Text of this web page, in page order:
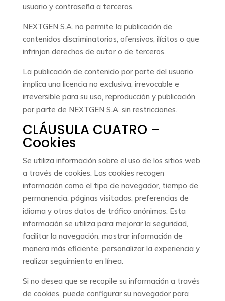
usuario y contraseña a terceros.
NEXTGEN S.A. no permite la publicación de
contenidos discriminatorios, ofensivos, ilícitos o que
infrinjan derechos de autor o de terceros.
La publicación de contenido por parte del usuario
implica una licencia no exclusiva, irrevocable e
irreversible para su uso, reproducción y publicación
por parte de NEXTGEN S.A. sin restricciones.
CLÁUSULA CUATRO –
Cookies
Se utiliza información sobre el uso de los sitios web
a través de cookies. Las cookies recogen
información como el tipo de navegador, tiempo de
permanencia, páginas visitadas, preferencias de
idioma y otros datos de tráfico anónimos. Esta
información se utiliza para mejorar la seguridad,
facilitar la navegación, mostrar información de
manera más eficiente, personalizar la experiencia y
realizar seguimiento en línea.
Si no desea que se recopile su información a través
de cookies, puede configurar su navegador para